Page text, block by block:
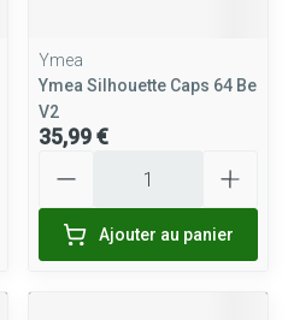
Ymea
Ymea Silhouette Caps 64 Be
V2
35,99 €
Ajouter au panier